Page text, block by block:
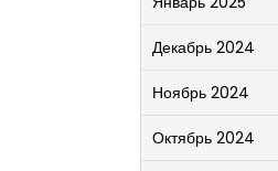
Декабрь 2024
Ноябрь 2024
Октябрь 2024